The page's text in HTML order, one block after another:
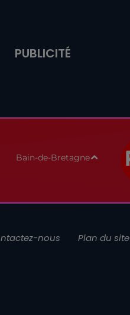
PUBLICITÉ
Bain-de-Bretagne
nous Plan du site